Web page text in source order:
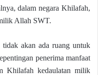
dalam negara Khilafah,
Allah SWT.
akan ada ruang untuk
penerima manfaat
Khilafah kedaulatan milik